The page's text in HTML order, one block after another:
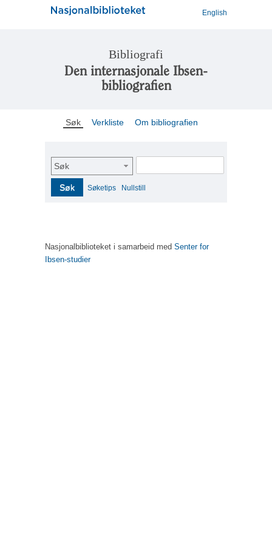
English
Bibliografi
Den internasjonale Ibsen-
bibliografien
Søk Verkliste Om bibliografien
Søk
Søk Søketips Nullstill
Nasjonalbiblioteket i samarbeid med Senter for
Ibsen-studier